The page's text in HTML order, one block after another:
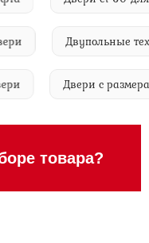
Двупольные
Двери с
товара?